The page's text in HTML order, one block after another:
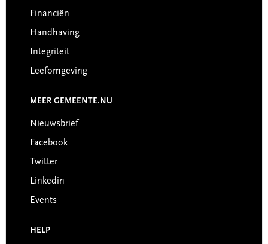
Financiën
Handhaving
Integriteit
Leefomgeving
MEER GEMEENTE.NU
Nieuwsbrief
Facebook
Twitter
Linkedin
Events
HELP